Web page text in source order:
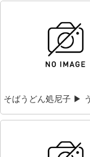
そばうどん処尼子 ▶